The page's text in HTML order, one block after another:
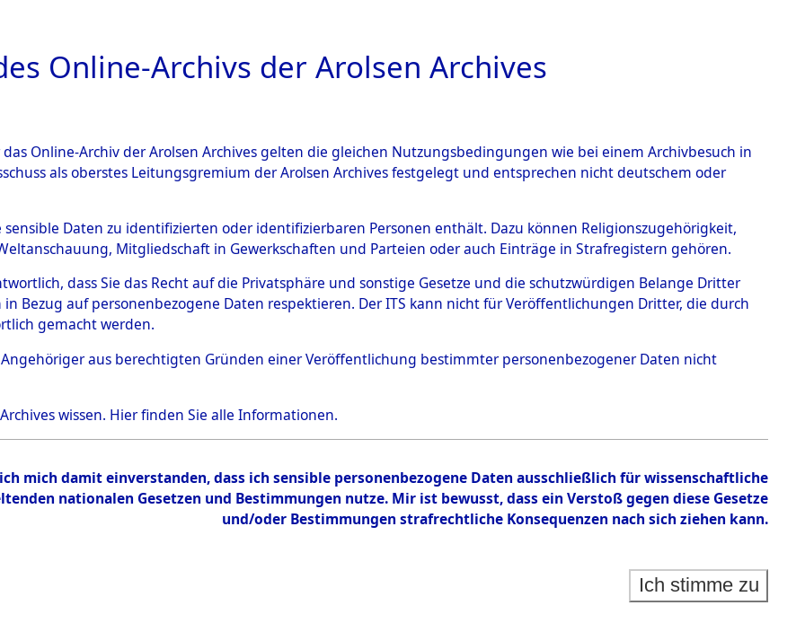
ARCHIVALE ÜBERSICHT BILD
0005 (108008552)
Person KORINEK, FRIEDRICH
Bestand
Online-Archivs der Arolsen Archives
Online-Archiv der Arolsen Archives gelten die gleichen Nutzungsbedingungen wie bei einem Archivbesuch in
als oberstes Leitungsgremium der Arolsen Archives festgelegt und entsprechen nicht deutschem oder
sensible Daten zu identifizierten oder identifizierbaren Personen enthält. Dazu können Religionszugehörigkeit,
Mitgliedschaft in Gewerkschaften und Parteien oder auch Einträge in Strafregistern gehören.
dass Sie das Recht auf die Privatsphäre und sonstige Gesetze und die schutzwürdigen Belange Dritter
Bezug auf personenbezogene Daten respektieren. Der ITS kann nicht für Veröffentlichungen Dritter, die durch
gemacht werden.
Angehöriger aus berechtigten Gründen einer Veröffentlichung bestimmter personenbezogener Daten nicht
wissen. Hierfinden Sie alle Informationen.
mich damit einverstanden, dass ich sensible personenbezogene Daten ausschließlich für wissenschaftliche
nationalen Gesetzen und Bestimmungen nutze. Mir ist bewusst, dass ein Verstoß gegen diese Gesetze
und/oder Bestimmungen strafrechtliche Konsequenzen nach sich ziehen kann.
Ich stimme zu